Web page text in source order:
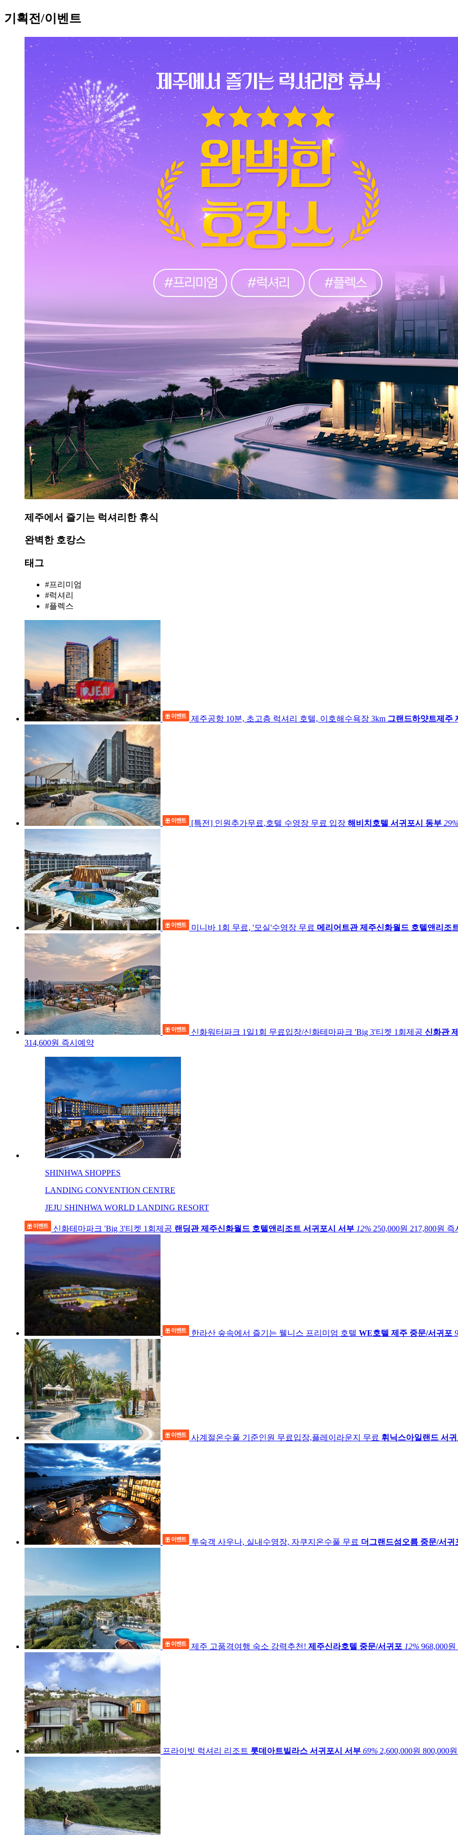
기획전/이벤트
제주에서 즐기는 럭셔리한 휴식
완벽한 호캉스
태그
#프리미엄
#럭셔리
#플렉스
제주공항 10분, 초고층 럭셔리 호텔, 이호해수욕장 3km 그랜드하얏트제주
[특전] 인원추가무료,호텔 수영장 무료 입장 해비치호텔 서귀포시 동부 29
미니바 1회 무료, '모실'수영장 무료 메리어트관 제주신화월드 호텔앤리조
신화워터파크 1일1회 무료입장/신화테마파크 'Big 3'티켓 1회제공 신화관
314,600원 즉시예약
SHINHWA SHOPPES
LANDING CONVENTION CENTRE
JEJU SHINHWA WORLD LANDING RESORT
신화테마파크 'Big 3'티켓 1회제공 랜딩관 제주신화월드 호텔앤리조트 서귀포시 서부 12% 250,000원 217,800원 즉
한라산 숲속에서 즐기는 웰니스 프리미엄 호텔 WE호텔 제주 중문/서귀포 9
사계절온수풀 기준인원 무료입장,플레이라운지 무료 휘닉스아일랜드 서
투숙객 사우나, 실내수영장, 자쿠지온수풀 무료 더그랜드섬오름 중문/서귀
제주 고품격여행 숙소 강력추천! 제주신라호텔 중문/서귀포 12% 968,000원
프라이빗 럭셔리 리조트 롯데아트빌라스 서귀포시 서부 69% 2,600,000원 800,000원